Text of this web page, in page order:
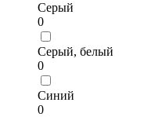
Серый
0
Серый, белый
0
Синий
0